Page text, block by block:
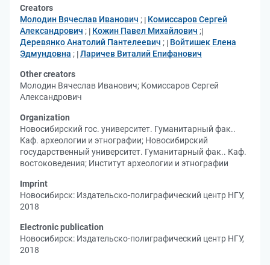
Creators
Молодин Вячеслав Иванович ;
Комиссаров Сергей
Александрович ; Кожин Павел Михайлович ;
Деревянко Анатолий Пантелеевич ;
Войтишек Елена
Эдмундовна ; Ларичев Виталий Епифанович
Other creators
Молодин Вячеслав Иванович; Комиссаров Сергей
Александрович
Organization
Новосибирский гос. университет. Гуманитарный фак..
Каф. археологии и этнографии; Новосибирский
государственный университет. Гуманитарный фак.. Каф.
востоковедения; Институт археологии и этнографии
Imprint
Новосибирск: Издательско-полиграфический центр НГУ,
2018
Electronic publication
Новосибирск: Издательско-полиграфический центр НГУ,
2018